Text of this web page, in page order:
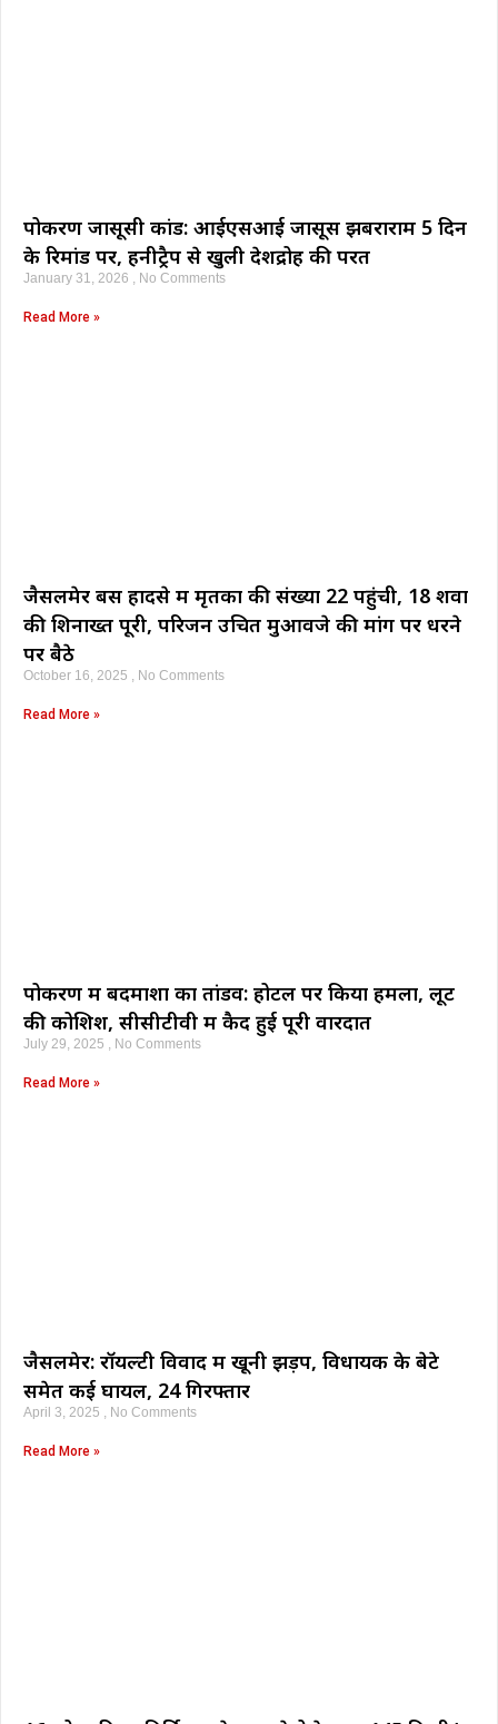
पोकरण जासूसी कांड: आईएसआई जासूस झबराराम 5 दिन
के रिमांड पर, हनीट्रैप से खुली देशद्रोह की परतें
January 31, 2026 No Comments
Read More »
जैसलमेर बस हादसे में मृतकों की संख्या 22 पहुंची, 18 शवों
की शिनाख्त पूरी, परिजन उचित मुआवजे की मांग पर धरने
पर बैठे
October 16, 2025 No Comments
Read More »
पोकरण में बदमाशों का तांडव: होटल पर किया हमला, लूट
की कोशिश, सीसीटीवी में कैद हुई पूरी वारदात
July 29, 2025 No Comments
Read More »
जैसलमेर: रॉयल्टी विवाद में खूनी झड़प, विधायक के बेटे
समेत कई घायल, 24 गिरफ्तार
April 3, 2025 No Comments
Read More »